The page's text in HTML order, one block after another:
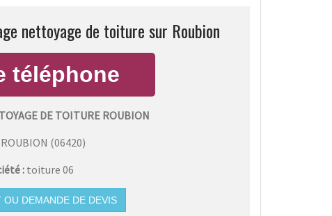
nettoyage de toiture sur Roubion
DE TOITURE ROUBION
ROUBION (06420)
:toiture 06
DEMANDE DE DEVIS